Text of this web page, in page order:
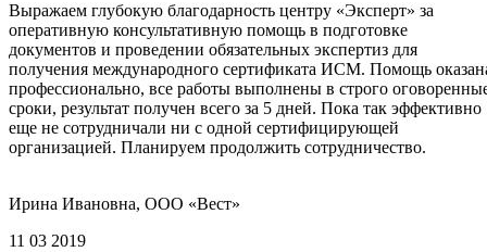
Выражаем глубокую благодарность центру «Эксперт» за
оперативную консультативную помощь в подготовке
документов и проведении обязательных экспертиз для
получения международного сертификата ИСМ. Помощь
профессионально, все работы выполнены в строго
сроки, результат получен всего за 5 дней. Пока так эффективно
еще не сотрудничали ни с одной сертифицирующей
организацией. Планируем продолжить сотрудничество.
Ирина Ивановна, ООО «Вест»
11 03 2019